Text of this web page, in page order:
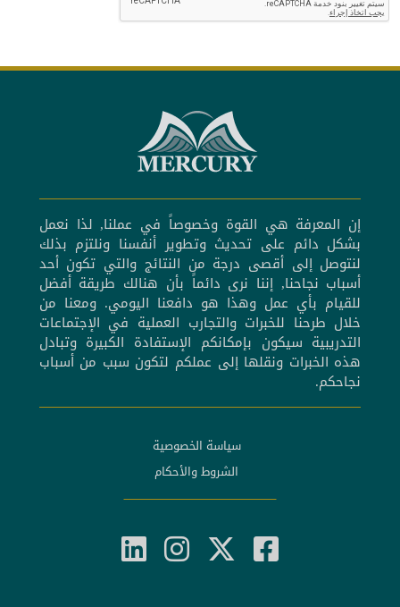
إن المعرفة هي القوة وخصوصاً في عملنا, لذا نعمل
بشكل دائم على تحديث وتطوير أنفسنا ونلتزم بذلك
لنتوصل إلى أقصى درجة من النتائج والتي تكون أحد
أسباب نجاحنا, إننا نرى دائماً بأن هنالك طريقة أفضل
للقيام بأي عمل وهذا هو دافعنا اليومي. ومعنا من
خلال طرحنا للخبرات والتجارب العملية في الإجتماعات
التدريبية سيكون بإمكانكم الإستفادة الكبيرة وتبادل
هذه الخبرات ونقلها إلى عملكم لتكون سبب من أسباب
نجاحكم.
سياسة الخصوصية
الشروط والأحكام